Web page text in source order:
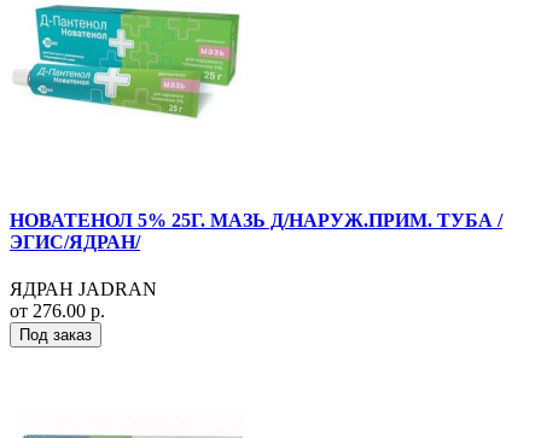
НОВАТЕНОЛ 5% 25Г. МАЗЬ Д/НАРУЖ.ПРИМ. ТУБА /
ЭГИС/ЯДРАН/
ЯДРАН JADRAN
от 276.00 р.
Под заказ